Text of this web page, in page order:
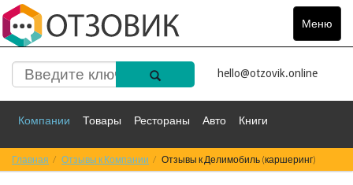
Меню
Toggle
hello@otzovik.online
Компании Товары Рестораны Авто Книги
Спорт Фильмы Деньги Путешествия
Главная Отзывы к Компании Отзывы к Делимобиль (каршеринг)